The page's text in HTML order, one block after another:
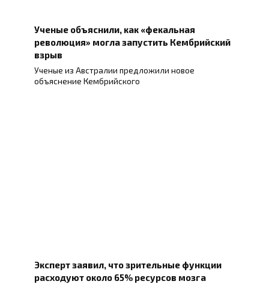
Ученые объяснили, как «фекальная
революция» могла запустить Кембрийский
взрыв
Ученые из Австралии предложили новое
объяснение Кембрийского
Эксперт заявил, что зрительные функции
расходуют около 65% ресурсов мозга